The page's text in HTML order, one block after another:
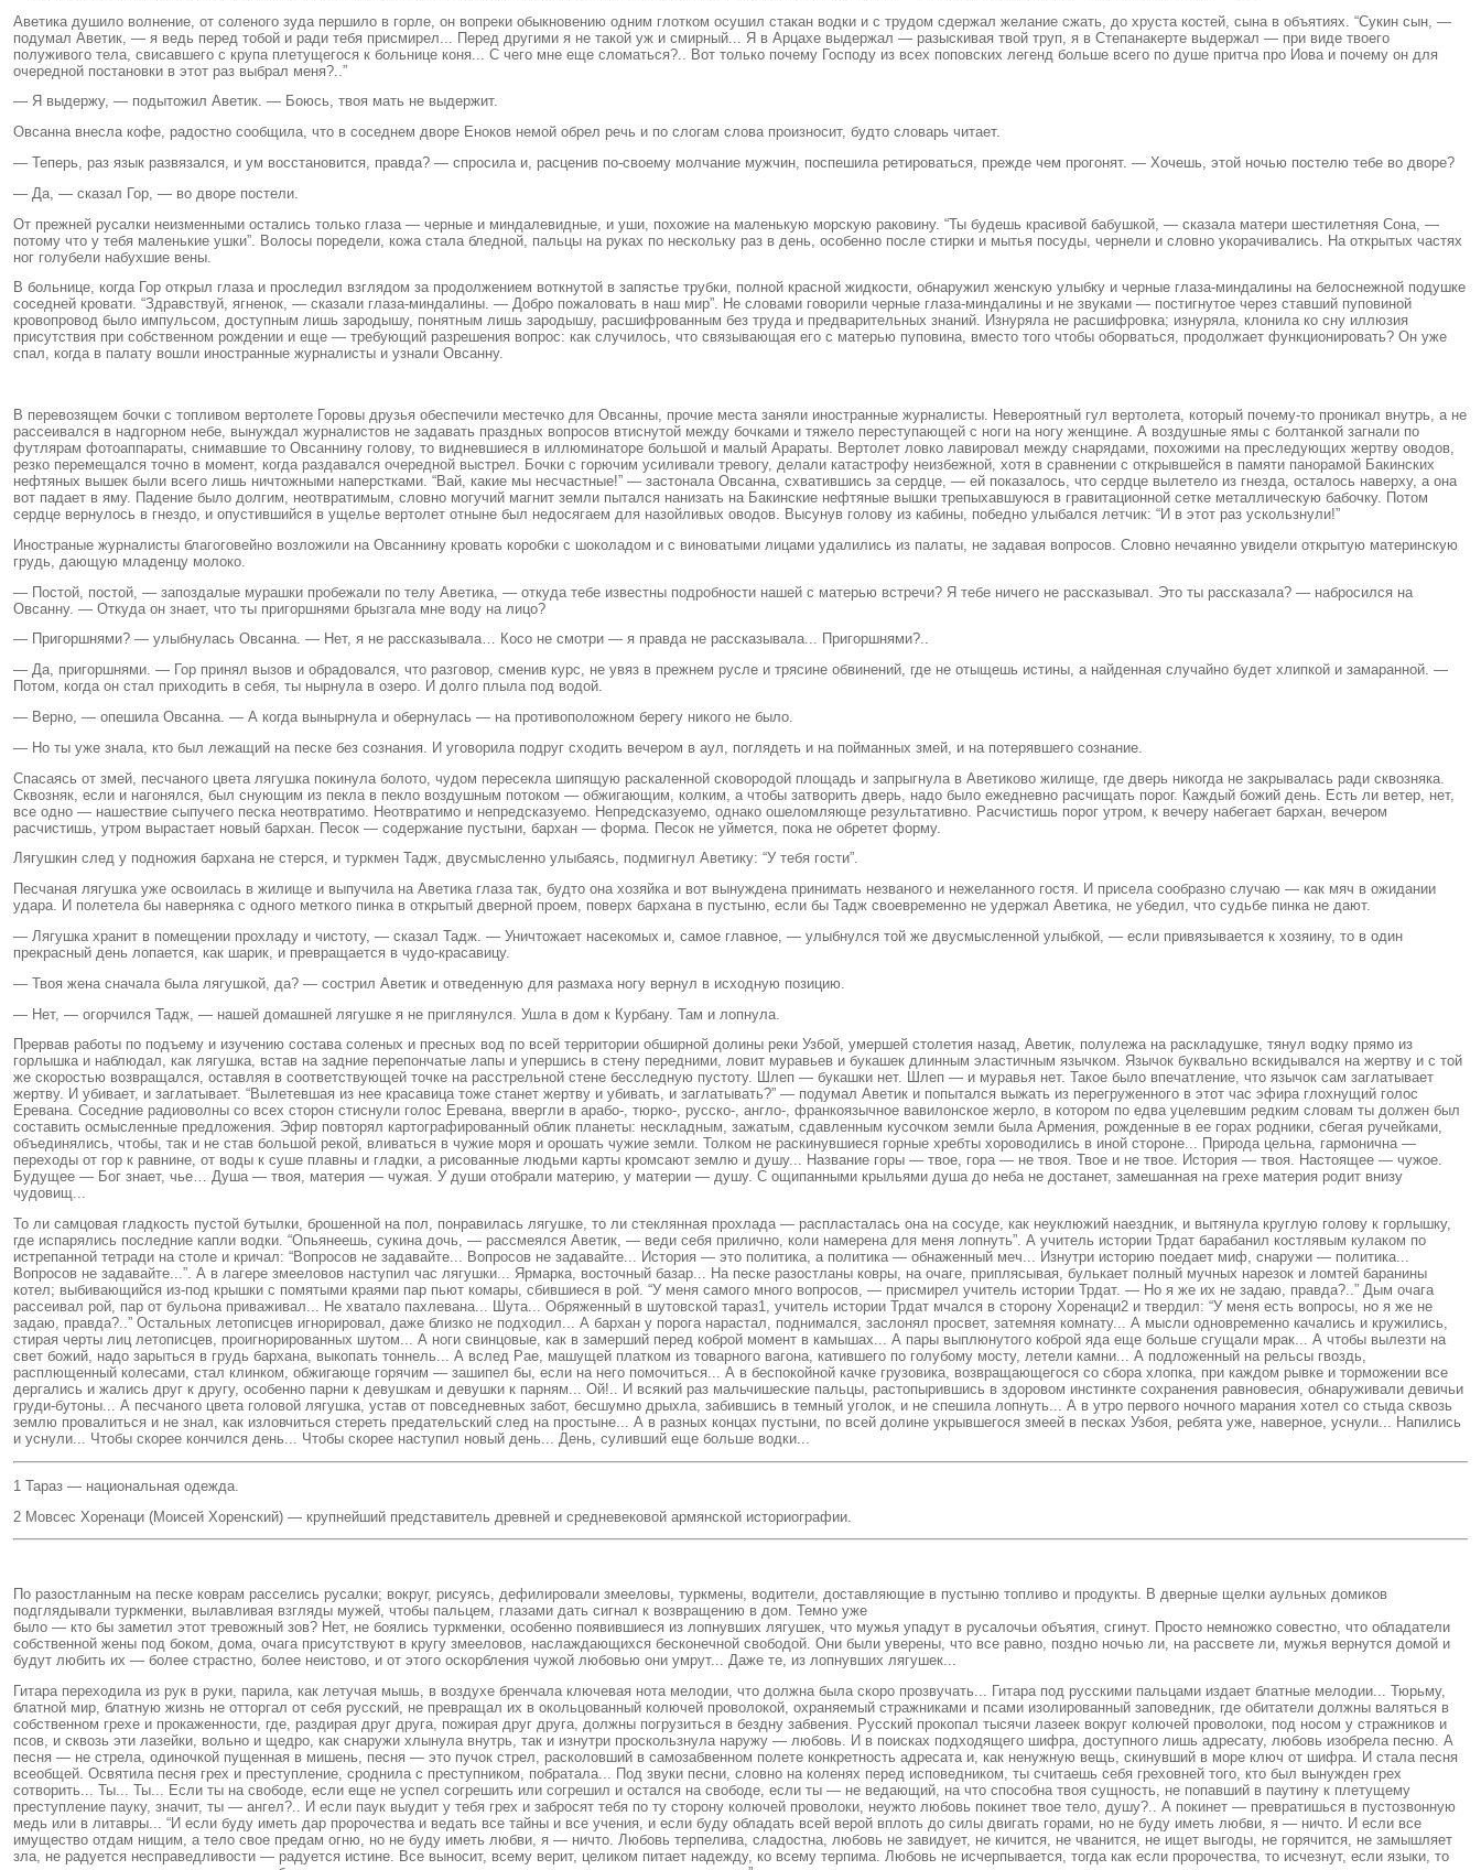
Аветика душило волнение, от соленого зуда першило в горле, он вопреки обыкновению одним глотком осушил стакан водки и с трудом сдержал желание сжать, до хруста костей, сына в объятиях. “Сукин сын, —
подумал Аветик, — я ведь перед тобой и ради тебя присмирел... Перед другими я не такой уж и смирный... Я в Арцахе выдержал — разыскивая твой труп, я в Степанакерте выдержал — при виде твоего
полуживого тела, свисавшего с крупа плетущегося к больнице коня... С чего мне еще сломаться?.. Вот только почему Господу из всех поповских легенд больше всего по душе притча про Иова и почему он для
очередной постановки в этот раз выбрал меня?..”
— Я выдержу, — подытожил Аветик. — Боюсь, твоя мать не выдержит.
Овсанна внесла кофе, радостно сообщила, что в соседнем дворе Еноков немой обрел речь и по слогам слова произносит, будто словарь читает.
— Теперь, раз язык развязался, и ум восстановится, правда? — спросила и, расценив по-своему молчание мужчин, поспешила ретироваться, прежде чем прогонят. — Хочешь, этой ночью постелю тебе во дворе?
— Да, — сказал Гор, — во дворе постели.
От прежней русалки неизменными остались только глаза — черные и миндалевидные, и уши, похожие на маленькую морскую раковину. “Ты будешь красивой бабушкой, — сказала матери шестилетняя Сона, —
потому что у тебя маленькие ушки”. Волосы поредели, кожа стала бледной, пальцы на руках по нескольку раз в день, особенно после стирки и мытья посуды, чернели и словно укорачивались. На открытых частях
ног голубели набухшие вены.
В больнице, когда Гор открыл глаза и проследил взглядом за продолжением воткнутой в запястье трубки, полной красной жидкости, обнаружил женскую улыбку и черные глаза-миндалины на белоснежной подушке
соседней кровати. “Здравствуй, ягненок, — сказали глаза-миндалины. — Добро пожаловать в наш мир”. Не словами говорили черные глаза-миндалины и не звуками — постигнутое через ставший пуповиной
кровопровод было импульсом, доступным лишь зародышу, понятным лишь зародышу, расшифрованным без труда и предварительных знаний. Изнуряла не расшифровка; изнуряла, клонила ко сну иллюзия
присутствия при собственном рождении и еще — требующий разрешения вопрос: как случилось, что связывающая его с матерью пуповина, вместо того чтобы оборваться, продолжает функционировать? Он уже
спал, когда в палату вошли иностранные журналисты и узнали Овсанну.
В перевозящем бочки с топливом вертолете Горовы друзья обеспечили местечко для Овсанны, прочие места заняли иностранные журналисты. Невероятный гул вертолета, который почему-то проникал внутрь, а не
рассеивался в надгорном небе, вынуждал журналистов не задавать праздных вопросов втиснутой между бочками и тяжело переступающей с ноги на ногу женщине. А воздушные ямы с болтанкой загнали по
футлярам фотоаппараты, снимавшие то Овсаннину голову, то видневшиеся в иллюминаторе большой и малый Арараты. Вертолет ловко лавировал между снарядами, похожими на преследующих жертву оводов,
резко перемещался точно в момент, когда раздавался очередной выстрел. Бочки с горючим усиливали тревогу, делали катастрофу неизбежной, хотя в сравнении с открывшейся в памяти панорамой Бакинских
нефтяных вышек были всего лишь ничтожными наперстками. “Вай, какие мы несчастные!” — застонала Овсанна, схватившись за сердце, — ей показалось, что сердце вылетело из гнезда, осталось наверху, а она
вот падает в яму. Падение было долгим, неотвратимым, словно могучий магнит земли пытался нанизать на Бакинские нефтяные вышки трепыхавшуюся в гравитационной сетке металлическую бабочку. Потом
сердце вернулось в гнездо, и опустившийся в ущелье вертолет отныне был недосягаем для назойливых оводов. Высунув голову из кабины, победно улыбался летчик: “И в этот раз ускользнули!”
Иностраные журналисты благоговейно возложили на Овсаннину кровать коробки с шоколадом и с виноватыми лицами удалились из палаты, не задавая вопросов. Словно нечаянно увидели открытую материнскую
грудь, дающую младенцу молоко.
— Постой, постой, — запоздалые мурашки пробежали по телу Аветика, — откуда тебе известны подробности нашей с матерью встречи? Я тебе ничего не рассказывал. Это ты рассказала? — набросился на
Овсанну. — Откуда он знает, что ты пригоршнями брызгала мне воду на лицо?
— Пригоршнями? — улыбнулась Овсанна. — Нет, я не рассказывала… Косо не смотри — я правда не рассказывала... Пригоршнями?..
— Да, пригоршнями. — Гор принял вызов и обрадовался, что разговор, сменив курс, не увяз в прежнем русле и трясине обвинений, где не отыщешь истины, а найденная случайно будет хлипкой и замаранной. —
Потом, когда он стал приходить в себя, ты нырнула в озеро. И долго плыла под водой.
— Верно, — опешила Овсанна. — А когда вынырнула и обернулась — на противоположном берегу никого не было.
— Но ты уже знала, кто был лежащий на песке без сознания. И уговорила подруг сходить вечером в аул, поглядеть и на пойманных змей, и на потерявшего сознание.
Спасаясь от змей, песчаного цвета лягушка покинула болото, чудом пересекла шипящую раскаленной сковородой площадь и запрыгнула в Аветиково жилище, где дверь никогда не закрывалась ради сквозняка.
Сквозняк, если и нагонялся, был снующим из пекла в пекло воздушным потоком — обжигающим, колким, а чтобы затворить дверь, надо было ежедневно расчищать порог. Каждый божий день. Есть ли ветер, нет,
все одно — нашествие сыпучего песка неотвратимо. Неотвратимо и непредсказуемо. Непредсказуемо, однако ошеломляюще результативно. Расчистишь порог утром, к вечеру набегает бархан, вечером
расчистишь, утром вырастает новый бархан. Песок — содержание пустыни, бархан — форма. Песок не уймется, пока не обретет форму.
Лягушкин след у подножия бархана не стерся, и туркмен Тадж, двусмысленно улыбаясь, подмигнул Аветику: “У тебя гости”.
Песчаная лягушка уже освоилась в жилище и выпучила на Аветика глаза так, будто она хозяйка и вот вынуждена принимать незваного и нежеланного гостя. И присела сообразно случаю — как мяч в ожидании
удара. И полетела бы наверняка с одного меткого пинка в открытый дверной проем, поверх бархана в пустыню, если бы Тадж своевременно не удержал Аветика, не убедил, что судьбе пинка не дают.
— Лягушка хранит в помещении прохладу и чистоту, — сказал Тадж. — Уничтожает насекомых и, самое главное, — улыбнулся той же двусмысленной улыбкой, — если привязывается к хозяину, то в один
прекрасный день лопается, как шарик, и превращается в чудо-красавицу.
— Твоя жена сначала была лягушкой, да? — сострил Аветик и отведенную для размаха ногу вернул в исходную позицию.
— Нет, — огорчился Тадж, — нашей домашней лягушке я не приглянулся. Ушла в дом к Курбану. Там и лопнула.
Прервав работы по подъему и изучению состава соленых и пресных вод по всей территории обширной долины реки Узбой, умершей столетия назад, Аветик, полулежа на раскладушке, тянул водку прямо из
горлышка и наблюдал, как лягушка, встав на задние перепончатые лапы и упершись в стену передними, ловит муравьев и букашек длинным эластичным язычком. Язычок буквально вскидывался на жертву и с той
же скоростью возвращался, оставляя в соответствующей точке на расстрельной стене бесследную пустоту. Шлеп — букашки нет. Шлеп — и муравья нет. Такое было впечатление, что язычок сам заглатывает
жертву. И убивает, и заглатывает. “Вылетевшая из нее красавица тоже станет жертву и убивать, и заглатывать?” — подумал Аветик и попытался выжать из перегруженного в этот час эфира глохнущий голос
Еревана. Соседние радиоволны со всех сторон стиснули голос Еревана, ввергли в арабо-, тюрко-, русско-, англо-, франкоязычное вавилонское жерло, в котором по едва уцелевшим редким словам ты должен был
составить осмысленные предложения. Эфир повторял картографированный облик планеты: нескладным, зажатым, сдавленным кусочком земли была Армения, рожденные в ее горах родники, сбегая ручейками,
объединялись, чтобы, так и не став большой рекой, вливаться в чужие моря и орошать чужие земли. Толком не раскинувшиеся горные хребты хороводились в иной стороне... Природа цельна, гармонична —
переходы от гор к равнине, от воды к суше плавны и гладки, а рисованные людьми карты кромсают землю и душу... Название горы — твое, гора — не твоя. Твое и не твое. История — твоя. Настоящее — чужое.
Будущее — Бог знает, чье… Душа — твоя, материя — чужая. У души отобрали материю, у материи — душу. С ощипанными крыльями душа до неба не достанет, замешанная на грехе материя родит внизу
чудовищ...
То ли самцовая гладкость пустой бутылки, брошенной на пол, понравилась лягушке, то ли стеклянная прохлада — распласталась она на сосуде, как неуклюжий наездник, и вытянула круглую голову к горлышку,
где испарялись последние капли водки. “Опьянеешь, сукина дочь, — рассмеялся Аветик, — веди себя прилично, коли намерена для меня лопнуть”. А учитель истории Трдат барабанил костлявым кулаком по
истрепанной тетради на столе и кричал: “Вопросов не задавайте... Вопросов не задавайте... История — это политика, а политика — обнаженный меч... Изнутри историю поедает миф, снаружи — политика...
Вопросов не задавайте...”. А в лагере змееловов наступил час лягушки... Ярмарка, восточный базар... На песке разостланы ковры, на очаге, приплясывая, булькает полный мучных нарезок и ломтей баранины
котел; выбивающийся из-под крышки с помятыми краями пар пьют комары, сбившиеся в рой. “У меня самого много вопросов, — присмирел учитель истории Трдат. — Но я же их не задаю, правда?..” Дым очага
рассеивал рой, пар от бульона приваживал... Не хватало пахлевана... Шута... Обряженный в шутовской тараз1, учитель истории Трдат мчался в сторону Хоренаци2 и твердил: “У меня есть вопросы, но я же не
задаю, правда?..” Остальных летописцев игнорировал, даже близко не подходил... А бархан у порога нарастал, поднимался, заслонял просвет, затемняя комнату... А мысли одновременно качались и кружились,
стирая черты лиц летописцев, проигнорированных шутом... А ноги свинцовые, как в замерший перед коброй момент в камышах... А пары выплюнутого коброй яда еще больше сгущали мрак... А чтобы вылезти на
свет божий, надо зарыться в грудь бархана, выкопать тоннель... А вслед Рае, машущей платком из товарного вагона, катившего по голубому мосту, летели камни... А подложенный на рельсы гвоздь,
расплющенный колесами, стал клинком, обжигающе горячим — зашипел бы, если на него помочиться... А в беспокойной качке грузовика, возвращающегося со сбора хлопка, при каждом рывке и торможении все
дергались и жались друг к другу, особенно парни к девушкам и девушки к парням... Ой!.. И всякий раз мальчишеские пальцы, растопырившись в здоровом инстинкте сохранения равновесия, обнаруживали девичьи
груди-бутоны... А песчаного цвета головой лягушка, устав от повседневных забот, бесшумно дрыхла, забившись в темный уголок, и не спешила лопнуть... А в утро первого ночного марания хотел со стыда сквозь
землю провалиться и не знал, как изловчиться стереть предательский след на простыне... А в разных концах пустыни, по всей долине укрывшегося змеей в песках Узбоя, ребята уже, наверное, уснули... Напились
и уснули... Чтобы скорее кончился день... Чтобы скорее наступил новый день... День, суливший еще больше водки...
1 Тараз — национальная одежда.
2 Мовсес Хоренаци (Моисей Хоренский) — крупнейший представитель древней и средневековой армянской историографии.
По разостланным на песке коврам расселись русалки; вокруг, рисуясь, дефилировали змееловы, туркмены, водители, доставляющие в пустыню топливо и продукты. В дверные щелки аульных домиков
подглядывали туркменки, вылавливая взгляды мужей, чтобы пальцем, глазами дать сигнал к возвращению в дом. Темно уже
было — кто бы заметил этот тревожный зов? Нет, не боялись туркменки, особенно появившиеся из лопнувших лягушек, что мужья упадут в русалочьи объятия, сгинут. Просто немножко совестно, что обладатели
собственной жены под боком, дома, очага присутствуют в кругу змееловов, наслаждающихся бесконечной свободой. Они были уверены, что все равно, поздно ночью ли, на рассвете ли, мужья вернутся домой и
будут любить их — более страстно, более неистово, и от этого оскорбления чужой любовью они умрут... Даже те, из лопнувших лягушек...
Гитара переходила из рук в руки, парила, как летучая мышь, в воздухе бренчала ключевая нота мелодии, что должна была скоро прозвучать... Гитара под русскими пальцами издает блатные мелодии... Тюрьму,
блатной мир, блатную жизнь не отторгал от себя русский, не превращал их в окольцованный колючей проволокой, охраняемый стражниками и псами изолированный заповедник, где обитатели должны валяться в
собственном грехе и прокаженности, где, раздирая друг друга, пожирая друг друга, должны погрузиться в бездну забвения. Русский прокопал тысячи лазеек вокруг колючей проволоки, под носом у стражников и
псов, и сквозь эти лазейки, вольно и щедро, как снаружи хлынула внутрь, так и изнутри проскользнула наружу — любовь. И в поисках подходящего шифра, доступного лишь адресату, любовь изобрела песню. А
песня — не стрела, одиночкой пущенная в мишень, песня — это пучок стрел, расколовший в самозабвенном полете конкретность адресата и, как ненужную вещь, скинувший в море ключ от шифра. И стала песня
всеобщей. Освятила песня грех и преступление, сроднила с преступником, побратала... Под звуки песни, словно на коленях перед исповедником, ты считаешь себя греховней того, кто был вынужден грех
сотворить... Ты... Ты... Если ты на свободе, если еще не успел согрешить или согрешил и остался на свободе, если ты — не ведающий, на что способна твоя сущность, не попавший в паутину к плетущему
преступление пауку, значит, ты — ангел?.. И если паук выудит у тебя грех и забросят тебя по ту сторону колючей проволоки, неужто любовь покинет твое тело, душу?.. А покинет — превратишься в пустозвонную
медь или в литавры... “И если буду иметь дар пророчества и ведать все тайны и все учения, и если буду обладать всей верой вплоть до силы двигать горами, но не буду иметь любви, я — ничто. И если все
имущество отдам нищим, а тело свое предам огню, но не буду иметь любви, я — ничто. Любовь терпелива, сладостна, любовь не завидует, не кичится, не чванится, не ищет выгоды, не горячится, не замышляет
зла, не радуется несправедливости — радуется истине. Все выносит, всему верит, целиком питает надежду, ко всему терпима. Любовь не исчерпывается, тогда как если пророчества, то исчезнут, если языки, то